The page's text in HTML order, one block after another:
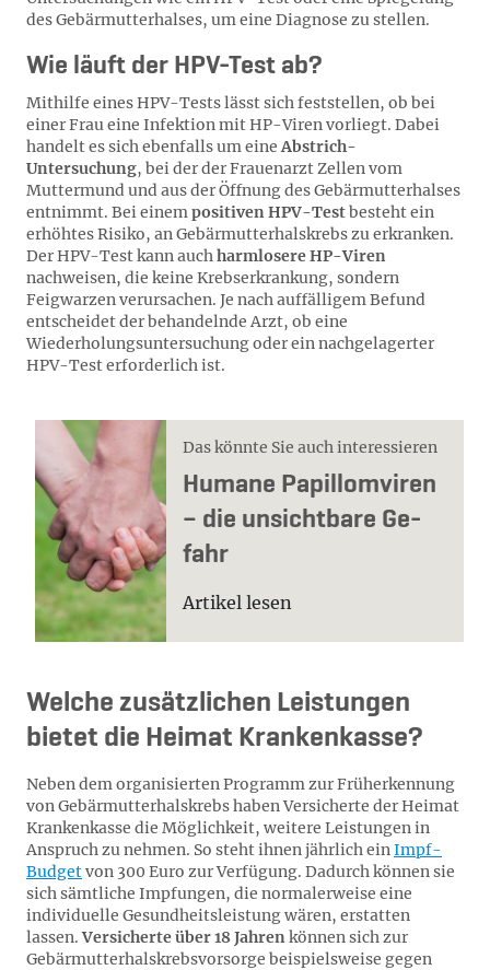
des Gebärmutterhalses, um eine Diagnose zu stellen.
Wie läuft der HPV-Test ab?
Mithilfe eines HPV-Tests lässt sich feststellen, ob bei
einer Frau eine Infektion mit HP-Viren vorliegt. Dabei
handelt es sich ebenfalls um eineAbstrich-
Untersuchung, bei der der Frauenarzt Zellen vom
Muttermund und aus der Öffnung des Gebärmutterhalses
entnimmt. Bei einempositiven HPV-Testbesteht ein
erhöhtes Risiko, an Gebärmutterhalskrebs zu erkranken.
Der HPV-Test kann auchharmlosere HP-Viren
nachweisen, die keine Krebserkrankung, sondern
Feigwarzen verursachen. Je nach auffälligem Befund
entscheidet der behandelnde Arzt, ob eine
Wiederholungsuntersuchung oder ein nachgelagerter
HPV-Test erforderlich ist.
Das könnte Sie auch interessieren
Hu­ma­ne Pa­pil­lom­vi­ren
– die un­sicht­ba­re Ge­
fahr
Artikel lesen
Welche zusätzlichen Leistungen
bietet die Heimat Krankenkasse?
Neben dem organisierten Programm zur Früherkennung
von Gebärmutterhalskrebs haben Versicherte der Heimat
Krankenkasse die Möglichkeit, weitere Leistungen in
Anspruch zu nehmen. So steht ihnen jährlich einImpf-
Budgetvon 300 Euro zur Verfügung. Dadurch können sie
sich sämtliche Impfungen, die normalerweise eine
individuelle Gesundheitsleistung wären, erstatten
lassen.Versicherte über 18 Jahrenkönnen sich zur
Gebärmutterhalskrebsvorsorge beispielsweise gegen